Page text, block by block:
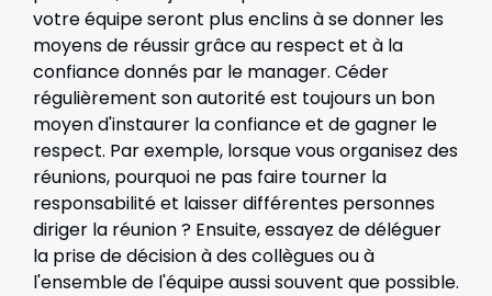
votre équipe seront plus enclins à se donner les
moyens de réussir grâce au respect et à la
confiance donnés par le manager. Céder
régulièrement son autorité est toujours un bon
moyen d'instaurer la confiance et de gagner le
respect. Par exemple, lorsque vous organisez des
réunions, pourquoi ne pas faire tourner la
responsabilité et laisser différentes personnes
diriger la réunion ? Ensuite, essayez de déléguer
la prise de décision à des collègues ou à
l'ensemble de l'équipe aussi souvent que possible.